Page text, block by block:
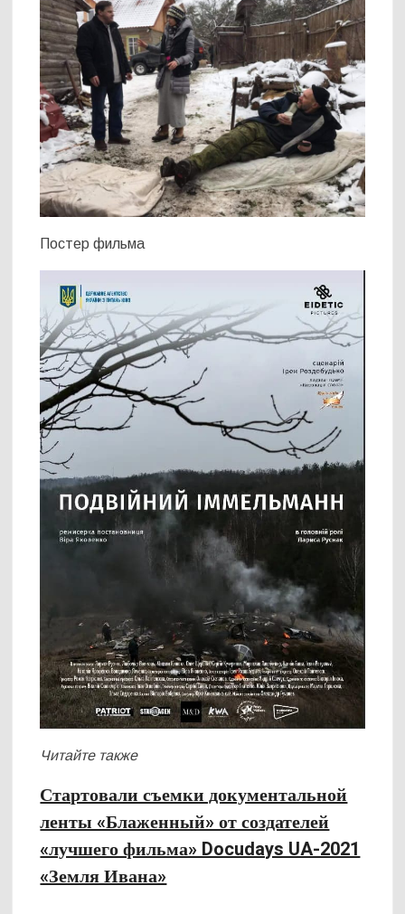
Постер фильма
Читайте также
Стартовали съемки документальной
ленты «Блаженный» от создателей
«лучшего фильма» Docudays UA-2021
«Земля Ивана»